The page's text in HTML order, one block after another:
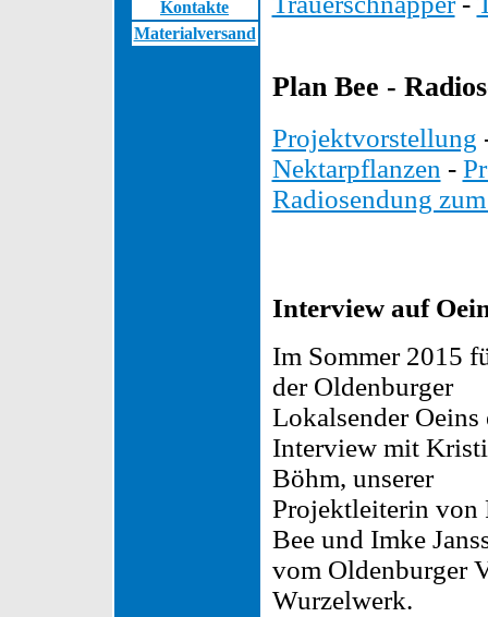
Kontakte
Materialversand
Plan Bee -
Projektvorstellung
Nektarpflanzen -
Radiosendung
Interview auf
Im Sommer 2015
der Oldenburger
Lokalsender Oeins
Interview mit
Böhm, unserer
Projektleiterin von
Bee und Imke
vom Oldenburger
Wurzelwerk.